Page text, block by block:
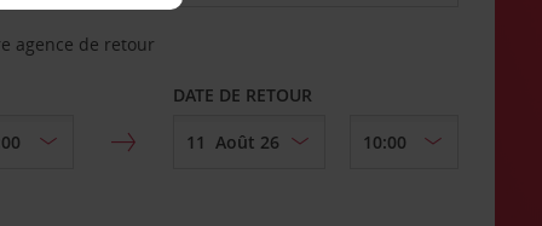
agence de retour
DATE DE RETOUR